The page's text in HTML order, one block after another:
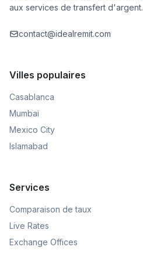
aux services de transfert d'argent.
contact@idealremit.com
Villes populaires
Casablanca
Mumbai
Mexico City
Islamabad
Services
Comparaison de taux
Live Rates
Exchange Offices